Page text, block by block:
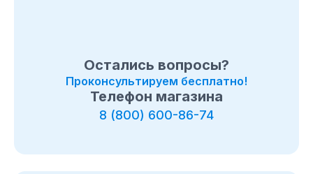
Остались вопросы?
Проконсультируем бесплатно!
Телефон магазина
8 (800) 600-86-74